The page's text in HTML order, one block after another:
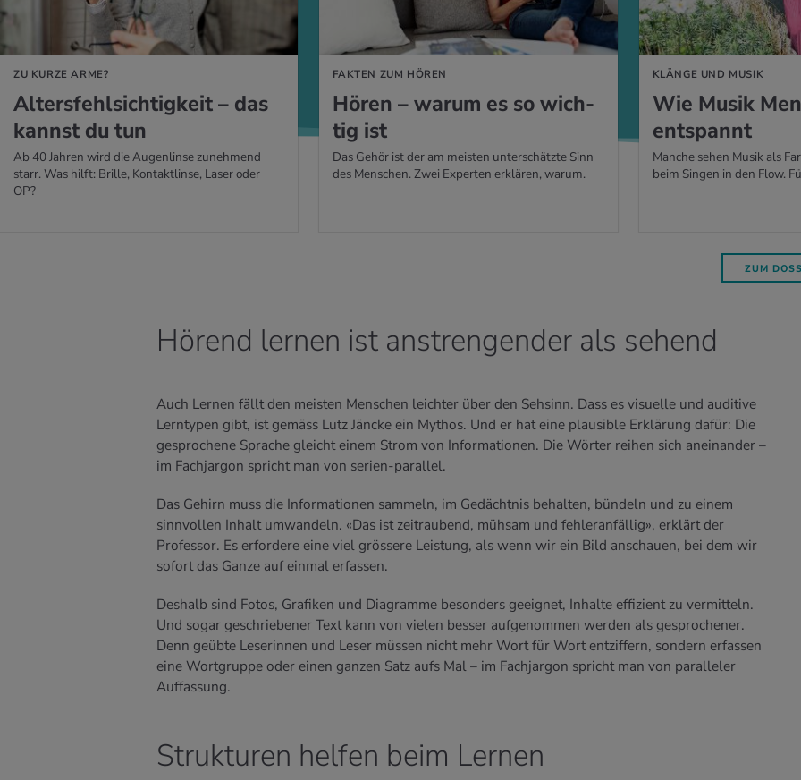
ZU KURZE ARME?
Al­ters­fehl­sich­tig­keit – das
kannst du tun
Ab 40 Jahren wird die Augenlinse zunehmend
starr. Was hilft: Brille, Kontaktlinse, Laser oder
OP?
FAKTEN ZUM HÖREN
Hören – warum es so wich­
tig ist
Das Gehör ist der am meisten unterschätzte Sinn
des Menschen. Zwei Experten erklären, warum.
KLÄNGE UND MUSIK
Wie Musik
ent­spannt
Manche sehen Musik als
beim Singen in den Flow.
ZUM
Hörend lernen ist anstrengender als sehend
Auch Lernen fällt den meisten Menschen leichter über den Sehsinn. Dass es visuelle und auditive
Lerntypen gibt, ist gemäss Lutz Jäncke ein Mythos. Und er hat eine plausible Erklärung dafür: Die
gesprochene Sprache gleicht einem Strom von Informationen. Die Wörter reihen sich aneinander –
im Fachjargon spricht man von serien-parallel.
Das Gehirn muss die Informationen sammeln, im Gedächtnis behalten, bündeln und zu einem
sinnvollen Inhalt umwandeln. «Das ist zeitraubend, mühsam und fehleranfällig», erklärt der
Professor. Es erfordere eine viel grössere Leistung, als wenn wir ein Bild anschauen, bei dem wir
sofort das Ganze auf einmal erfassen.
Deshalb sind Fotos, Grafiken und Diagramme besonders geeignet, Inhalte effizient zu vermitteln.
Und sogar geschriebener Text kann von vielen besser aufgenommen werden als gesprochener.
Denn geübte Leserinnen und Leser müssen nicht mehr Wort für Wort entziffern, sondern erfassen
eine Wortgruppe oder einen ganzen Satz aufs Mal – im Fachjargon spricht man von paralleler
Auffassung.
Strukturen helfen beim Lernen